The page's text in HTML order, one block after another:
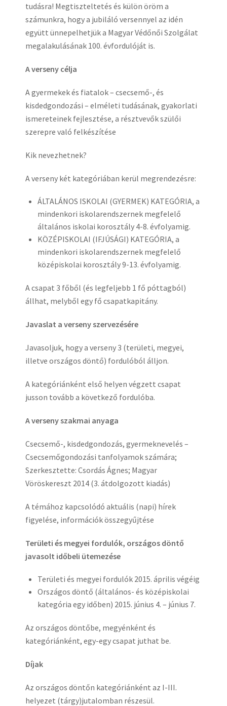
tudásra! Megtiszteltetés és külön öröm a
számunkra, hogy a jubiláló versennyel az idén
együtt ünnepelhetjük a Magyar Védőnői Szolgálat
megalakulásának 100. évfordulóját is.
A verseny célja
A gyermekek és fiatalok – csecsemő-, és
kisdedgondozási – elméleti tudásának, gyakorlati
ismereteinek fejlesztése, a résztvevők szülői
szerepre való felkészítése
Kik nevezhetnek?
A verseny két kategóriában kerül megrendezésre:
ÁLTALÁNOS ISKOLAI (GYERMEK) KATEGÓRIA, a
mindenkori iskolarendszernek megfelelő
általános iskolai korosztály 4-8. évfolyamig.
KÖZÉPISKOLAI (IFJÚSÁGI) KATEGÓRIA, a
mindenkori iskolarendszernek megfelelő
középiskolai korosztály 9-13. évfolyamig.
A csapat 3 főből (és legfeljebb 1 fő póttagból)
állhat, melyből egy fő csapatkapitány.
Javaslat a verseny szervezésére
Javasoljuk, hogy a verseny 3 (területi, megyei,
illetve országos döntő) fordulóból álljon.
A kategóriánként első helyen végzett csapat
jusson tovább a következő fordulóba.
A verseny szakmai anyaga
Csecsemő-, kisdedgondozás, gyermeknevelés –
Csecsemőgondozási tanfolyamok számára;
Szerkesztette: Csordás Ágnes; Magyar
Vöröskereszt 2014 (3. átdolgozott kiadás)
A témához kapcsolódó aktuális (napi) hírek
figyelése, információk összegyűjtése
Területi és megyei fordulók, országos döntő
javasolt időbeli ütemezése
Területi és megyei fordulók 2015. április végéig
Országos döntő (általános- és középiskolai
kategória egy időben) 2015. június 4. – június 7.
Az országos döntőbe, megyénként és
kategóriánként, egy-egy csapat juthat be.
Díjak
Az országos döntőn kategóriánként az I-III.
helyezet (tárgy)jutalomban részesül.